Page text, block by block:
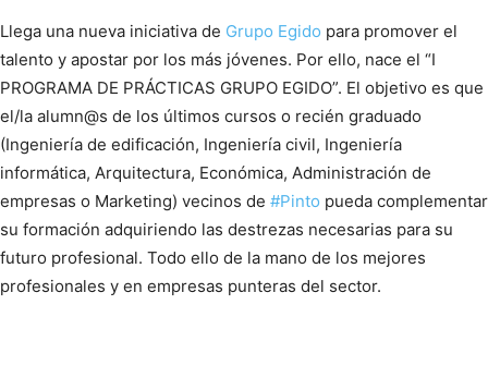
Llega una nueva iniciativa de Grupo Egido para promover el
talento y apostar por los más jóvenes. Por ello, nace el “I
PROGRAMA DE PRÁCTICAS GRUPO EGIDO”. El objetivo es que
el/la alumn@s de los últimos cursos o recién graduado
(Ingeniería de edificación, Ingeniería civil, Ingeniería
informática, Arquitectura, Económica, Administración de
empresas o Marketing) vecinos de #Pinto pueda complementar
su formación adquiriendo las destrezas necesarias para su
futuro profesional. Todo ello de la mano de los mejores
profesionales y en empresas punteras del sector.